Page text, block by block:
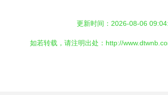
更新时间：2026-08-06
如若转载，请注明出处：http://